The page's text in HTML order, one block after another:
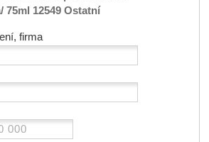
75ml 12549 Ostatní
firma